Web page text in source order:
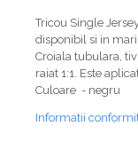
Tricou Single
disponibil si in
Croiala tubulara,
raiat 1:1. Este
Culoare - negru
Informatii